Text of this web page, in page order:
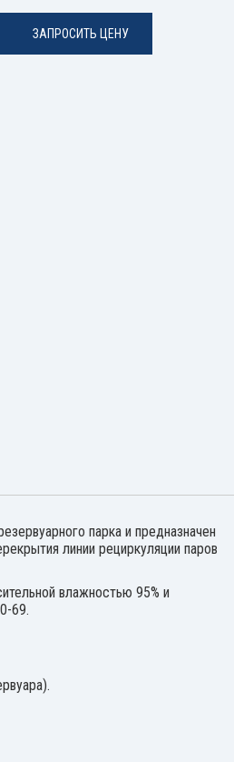
ЗАПРОСИТЬ ЦЕНУ
парка и предназначен
линии рециркуляции паров
влажностью 95% и
69.